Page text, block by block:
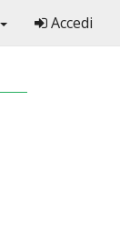
Accedi